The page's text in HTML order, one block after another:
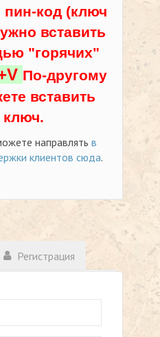
код (ключ
вставить
"горячих"
По-другому
вставить
ключ.
направлять в
клиентов сюда.
Регистрация